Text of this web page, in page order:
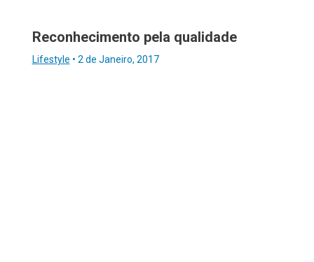
Reconhecimento pela qualidade
Lifestyle • 2 de Janeiro, 2017